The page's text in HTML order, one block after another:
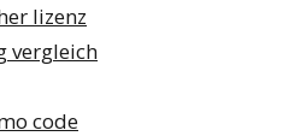
lizenz
vergleich
code